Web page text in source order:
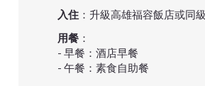
入住：升級高雄福容飯店或同級
用餐：
- 早餐：酒店早餐
- 午餐：素食自助餐